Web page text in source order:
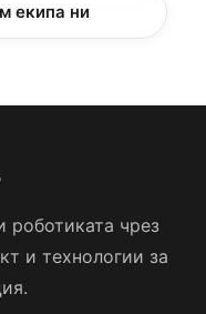
екипа ни
чрез
и технологии за